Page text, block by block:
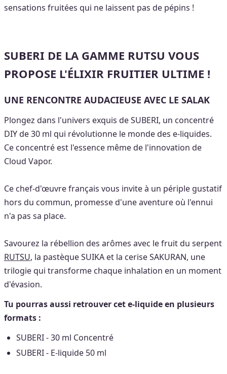
sensations fruitées qui ne laissent pas de pépins !
SUBERI DE LA GAMME RUTSU VOUS
PROPOSE L'ÉLIXIR FRUITIER ULTIME !
UNE RENCONTRE AUDACIEUSE AVEC LE SALAK
Plongez dans l'univers exquis de SUBERI, un concentré
DIY de 30 ml qui révolutionne le monde des e-liquides.
Ce concentré est l'essence même de l'innovation de
Cloud Vapor.
Ce chef-d'œuvre français vous invite à un périple gustatif
hors du commun, promesse d'une aventure où l'ennui
n'a pas sa place.
Savourez la rébellion des arômes avec le fruit du serpent
RUTSU, la pastèque SUIKA et la cerise SAKURAN, une
trilogie qui transforme chaque inhalation en un moment
d'évasion.
Tu pourras aussi retrouver cet e-liquide en plusieurs
formats :
SUBERI - 30 ml Concentré
SUBERI - E-liquide 50 ml